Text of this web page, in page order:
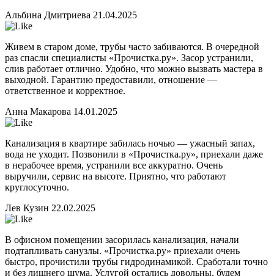
Альбина Дмитриева 21.04.2025
Живем в старом доме, трубы часто забиваются. В очередной
раз спасли специалисты «Прочистка.ру». Засор устранили,
слив работает отлично. Удобно, что можно вызвать мастера в
выходной. Гарантию предоставили, отношение —
ответственное и корректное.
Анна Макарова 14.01.2025
Канализация в квартире забилась ночью — ужасный запах,
вода не уходит. Позвонили в «Прочистка.ру», приехали даже
в нерабочее время, устранили все аккуратно. Очень
выручили, сервис на высоте. Приятно, что работают
круглосуточно.
Лев Кузин 22.02.2025
В офисном помещении засорилась канализация, начали
подтапливать санузлы. «Прочистка.ру» приехали очень
быстро, прочистили трубы гидродинамикой. Сработали точно
и без лишнего шума. Услугой остались довольны, будем